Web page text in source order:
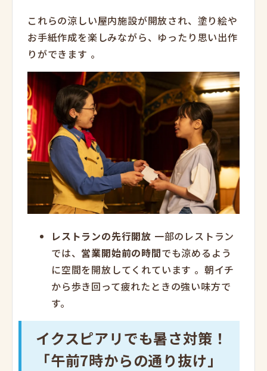
これらの涼しい屋内施設が開放され、塗り絵や
お手紙作成を楽しみながら、ゆったり思い出作
りができます 。
レストランの先行開放 一部のレストラン
では、 営業開始前の時間でも涼めるよう
に空間を開放してくれています 。朝イチ
から歩き回って疲れたときの強い味方で
す。
イクスピアリでも暑さ対策！
「午前7時からの通り抜け」